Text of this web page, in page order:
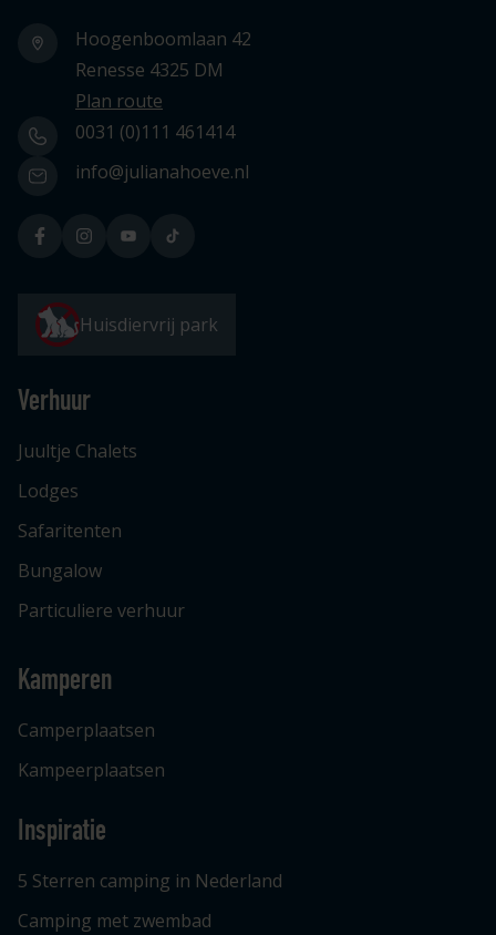
Hoogenboomlaan 42
Renesse 4325 DM
Plan route
0031 (0)111 461414
info@julianahoeve.nl
Huisdiervrij park
Verhuur
Juultje Chalets
Lodges
Safaritenten
Bungalow
Particuliere verhuur
Kamperen
Camperplaatsen
Kampeerplaatsen
Inspiratie
5 Sterren camping in Nederland
Camping met zwembad